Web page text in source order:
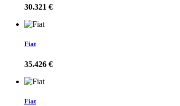
30.321 €
Fiat
35.426 €
Fiat